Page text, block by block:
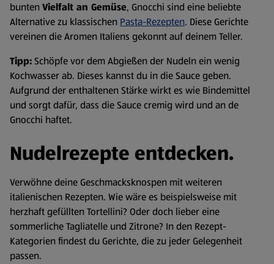
bunten Vielfalt an Gemüse, Gnocchi sind eine beliebte
Alternative zu klassischen Pasta-Rezepten. Diese Gerichte
vereinen die Aromen Italiens gekonnt auf deinem Teller.
Tipp:Schöpfe vor dem Abgießen der Nudeln ein wenig
Kochwasser ab. Dieses kannst du in die Sauce geben.
Aufgrund der enthaltenen Stärke wirkt es wie Bindemittel
und sorgt dafür, dass die Sauce cremig wird und an de
Gnocchi haftet.
Nudelrezepte entdecken.
Verwöhne deine Geschmacksknospen mit weiteren
italienischen Rezepten. Wie wäre es beispielsweise mit
herzhaft gefüllten Tortellini? Oder doch lieber eine
sommerliche Tagliatelle und Zitrone? In den Rezept-
Kategorien findest du Gerichte, die zu jeder Gelegenheit
passen.